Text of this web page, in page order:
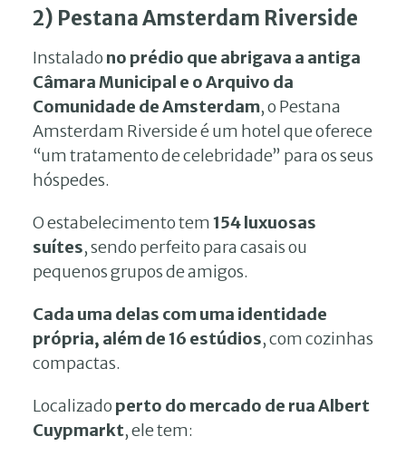
2) Pestana Amsterdam Riverside
Instalado no prédio que abrigava a antiga
Câmara Municipal e o Arquivo da
Comunidade de Amsterdam, o Pestana
Amsterdam Riverside é um hotel que oferece
“um tratamento de celebridade” para os seus
hóspedes.
O estabelecimento tem154 luxuosas
suítes, sendo perfeito para casais ou
pequenos grupos de amigos.
Cada uma delas com uma identidade
própria, além de 16 estúdios, com cozinhas
compactas.
Localizado perto do mercado de rua Albert
Cuypmarkt, ele tem: